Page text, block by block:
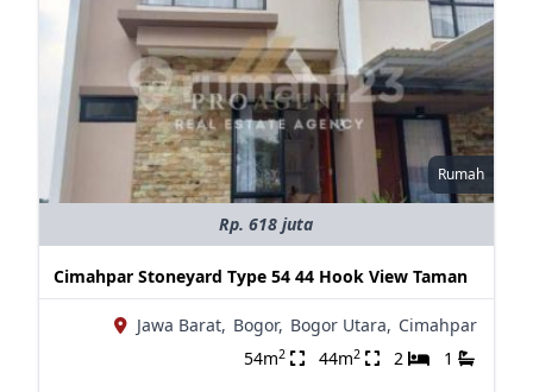
Rumah
Rp. 618 juta
Cimahpar Stoneyard Type 54 44 Hook View Taman
Jawa Barat, Bogor, Bogor Utara, Cimahpar
54m2 44m2 2 1